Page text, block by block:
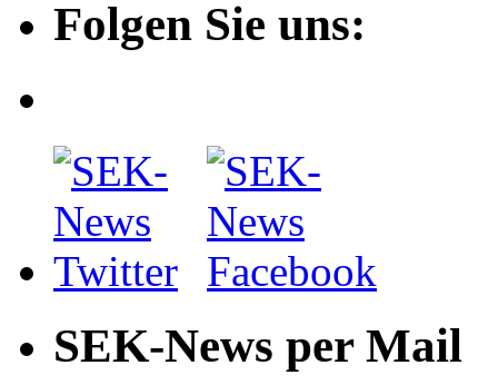
Folgen Sie uns:
SEK-News per Mail